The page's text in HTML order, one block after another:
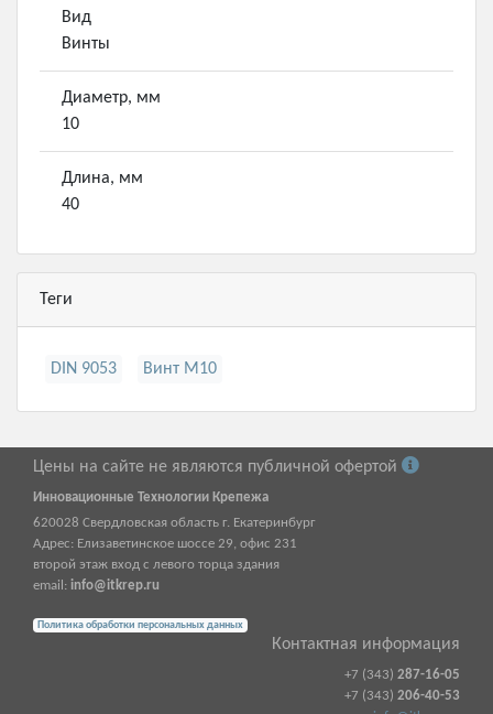
Вид
Винты
Диаметр, мм
10
Длина, мм
40
Теги
DIN 9053 Винт М10
Цены на сайте не являются публичной офертой
Инновационные Технологии Крепежа
620028 Свердловская область г. Екатеринбург
Адрес: Елизаветинское шоссе 29, офис 231
второй этаж вход с левого торца здания
email: info@itkrep.ru
Политика обработки персональных данных
Контактная информация
+7 (343) 287-16-05
+7 (343) 206-40-53